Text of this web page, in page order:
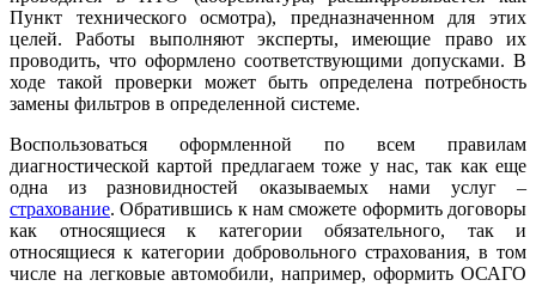
Пункт технического осмотра), предназначенном для этих
целей. Работы выполняют эксперты, имеющие право их
проводить, что оформлено соответствующими допусками. В
ходе такой проверки может быть определена потребность
замены фильтров в определенной системе.
Воспользоваться оформленной по всем правилам
диагностической картой предлагаем тоже у нас, так как еще
одна из разновидностей оказываемых нами услуг –
страхование. Обратившись к нам сможете оформить договоры
как относящиеся к категории обязательного, так и
относящиеся к категории добровольного страхования, в том
числе на легковые автомобили, например, оформить ОСАГО